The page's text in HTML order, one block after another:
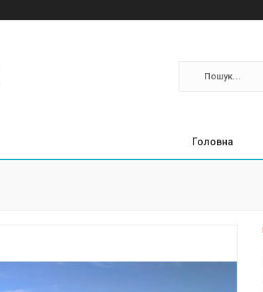
Головна